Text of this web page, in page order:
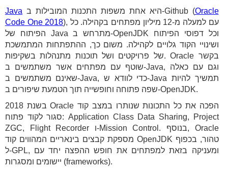
Java היא אחת משפות התכנות המובילות ב-Github (Oracle
Code One 2018), עם למעלה מ-12 מיליון מפתחים בקהילה. כל
הפיתוח של Java מתרחש ב-OpenJDK וכל דפוסי הפיתוח
ושינויי הקוד גלויים לקהילה. משום כך, ההתפתחות המתמשכת
של פרויקטים ושל תוכנות מתנהלות בשקיפות. Oracle בקשר
שוטף עם מפתחים אשר משתמשים ב-Java, וגם עם כאלה
שאינם משתמשים ב-Java, כדי לוודא ש-Java תמשיך להיות
שפה פתוחה וחופשייה תוך הטמעת שיפורים ב-OpenJDK.
בשנת 2018 Oracle הפכה את כל התכונות שנותרו במצב קוד
סגור לקוד פתוח: Application Class Data Sharing, Project
ZGC, Flight Recorder ו-Mission Control. בנוסף, Oracle
מספקת קבצים בינאריים המהווים קוד OpenJDK טהור, בכפוף
ל-GPL, ומעניקה בזאת למפתחים את חופש ההפצה יחד עם
יישומים ומסגרות (frameworks).